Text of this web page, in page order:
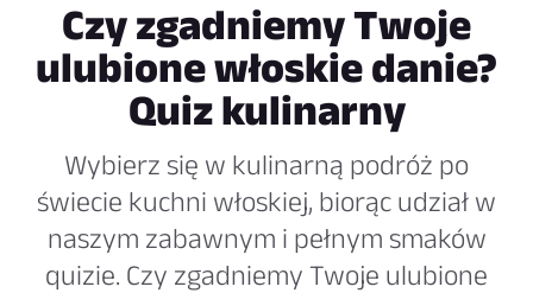
Czy zgadniemy Twoje
ulubione włoskie danie?
Quiz kulinarny
Wybierz się w kulinarną podróż po
świecie kuchni włoskiej, biorąc udział w
naszym zabawnym i pełnym smaków
quizie. Czy zgadniemy Twoje ulubione